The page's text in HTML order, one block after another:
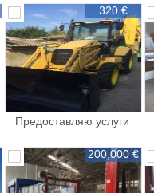
320 €
Предоставляю услуги
200,000 €